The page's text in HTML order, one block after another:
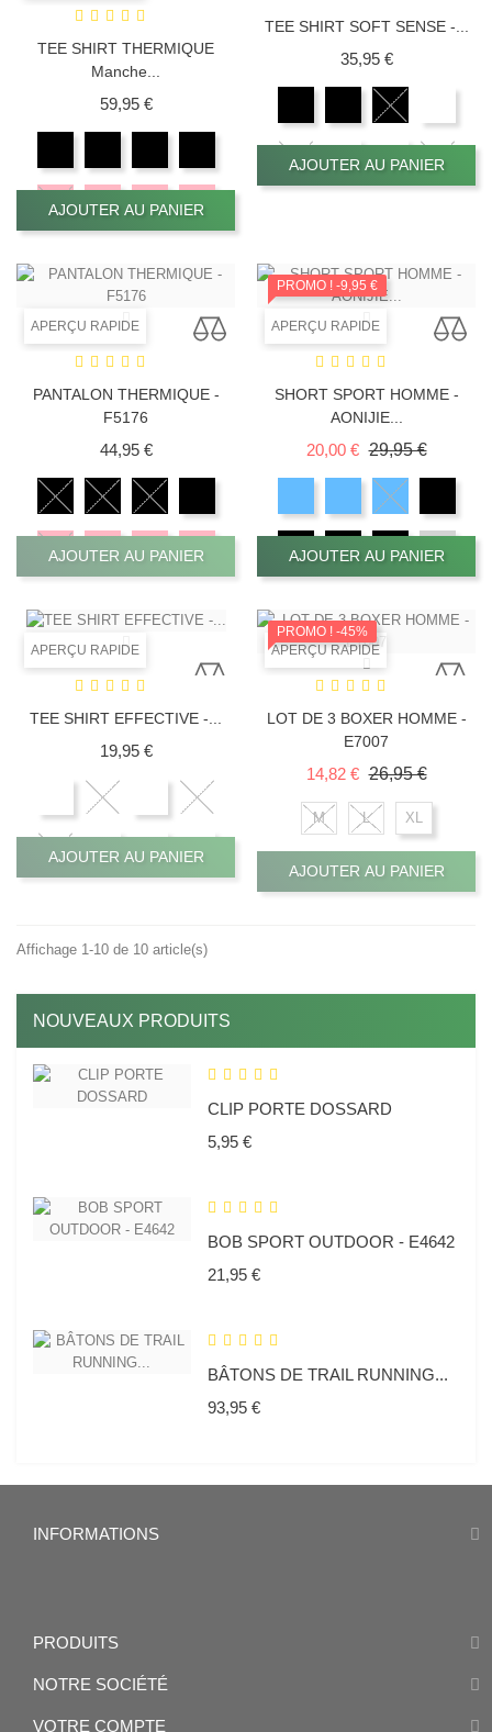
NOUVEAUX PRODUITS
CLIP PORTE DOSSARD
5,95 €Prix
BOB SPORT OUTDOOR - E4642
21,95 €Prix
BÂTONS DE TRAIL RUNNING...
93,95 €Prix
TEE SHIRT THERMIQUE
Manche...
59,95 €Prix
AJOUTER AU PANIER
TEE SHIRT SOFT SENSE -...
35,95 €Prix
AJOUTER AU PANIER
APERÇU RAPIDE
PANTALON THERMIQUE -
F5176
44,95 €Prix
AJOUTER AU PANIER
APERÇU RAPIDE
PROMO ! -9,95 €
SHORT SPORT HOMME -
AONIJIE...
20,00 € Prix de base
29,95 €Prix
AJOUTER AU PANIER
APERÇU RAPIDE
TEE SHIRT EFFECTIVE -...
19,95 €Prix
AJOUTER AU PANIER
APERÇU RAPIDE
PROMO ! -45%
LOT DE 3 BOXER HOMME -
E7007
14,82 € Prix de base
26,95 €Prix
M L XL
AJOUTER AU PANIER
Affichage 1-10 de 10 article(s)
INFORMATIONS
PRODUITS
NOTRE SOCIÉTÉ
VOTRE COMPTE